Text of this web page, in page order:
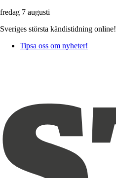
fredag 7 augusti
Sveriges största kändistidning online!
Tipsa oss om nyheter!